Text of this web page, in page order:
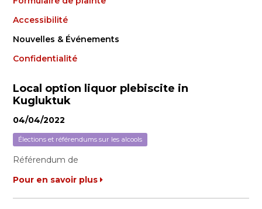
Accessibilité
Nouvelles & Événements
Confidentialité
Local option liquor plebiscite in
Kugluktuk
04/04/2022
Élections et référendums sur les alcools
Référendum de
Pour en savoir plus